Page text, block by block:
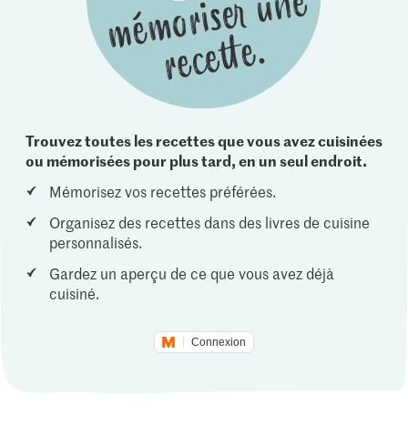
Trouvez toutes les recettes que vous avez cuisinées
ou mémorisées pour plus tard, en un seul endroit.
Mémorisez vos recettes préférées.
Organisez des recettes dans des livres de cuisine
personnalisés.
Gardez un aperçu de ce que vous avez déjà
cuisiné.
Connexion